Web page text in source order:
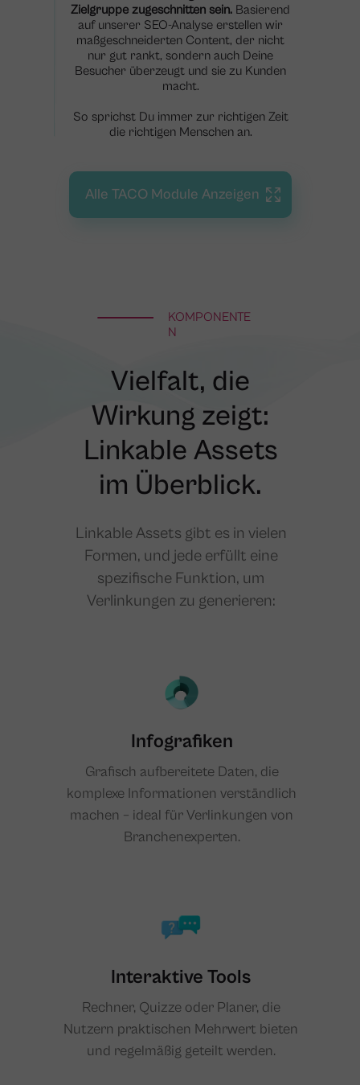
Zielgruppe zugeschnitten sein. Basierend
auf unserer SEO-Analyse erstellen wir
maßgeschneiderten Content, der nicht
nur gut rankt, sondern auch Deine
Besucher überzeugt und sie zu Kunden
macht.
So sprichst Du immer zur richtigen Zeit
die richtigen Menschen an.
Alle TACO Module Anzeigen
KOMPONENTE
N
Vielfalt, die
Wirkung zeigt:
Linkable Assets
im Überblick.
Linkable Assets gibt es in vielen
Formen, und jede erfüllt eine
spezifische Funktion, um
Verlinkungen zu generieren:
Infografiken
Grafisch aufbereitete Daten, die
komplexe Informationen verständlich
machen – ideal für Verlinkungen von
Branchenexperten.
Interaktive Tools
Rechner, Quizze oder Planer, die
Nutzern praktischen Mehrwert bieten
und regelmäßig geteilt werden.